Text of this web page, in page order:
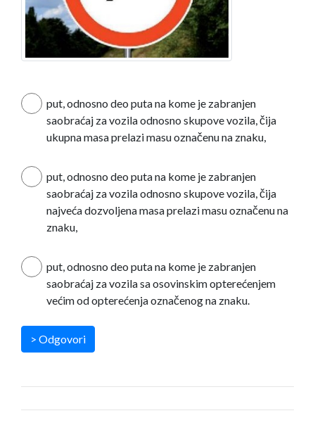
put, odnosno deo puta na kome je zabranjen
saobraćaj za vozila odnosno skupove vozila, čija
ukupna masa prelazi masu označenu na znaku,
put, odnosno deo puta na kome je zabranjen
saobraćaj za vozila odnosno skupove vozila, čija
najveća dozvoljena masa prelazi masu označenu na
znaku,
put, odnosno deo puta na kome je zabranjen
saobraćaj za vozila sa osovinskim opterećenjem
većim od opterećenja označenog na znaku.
> Odgovori